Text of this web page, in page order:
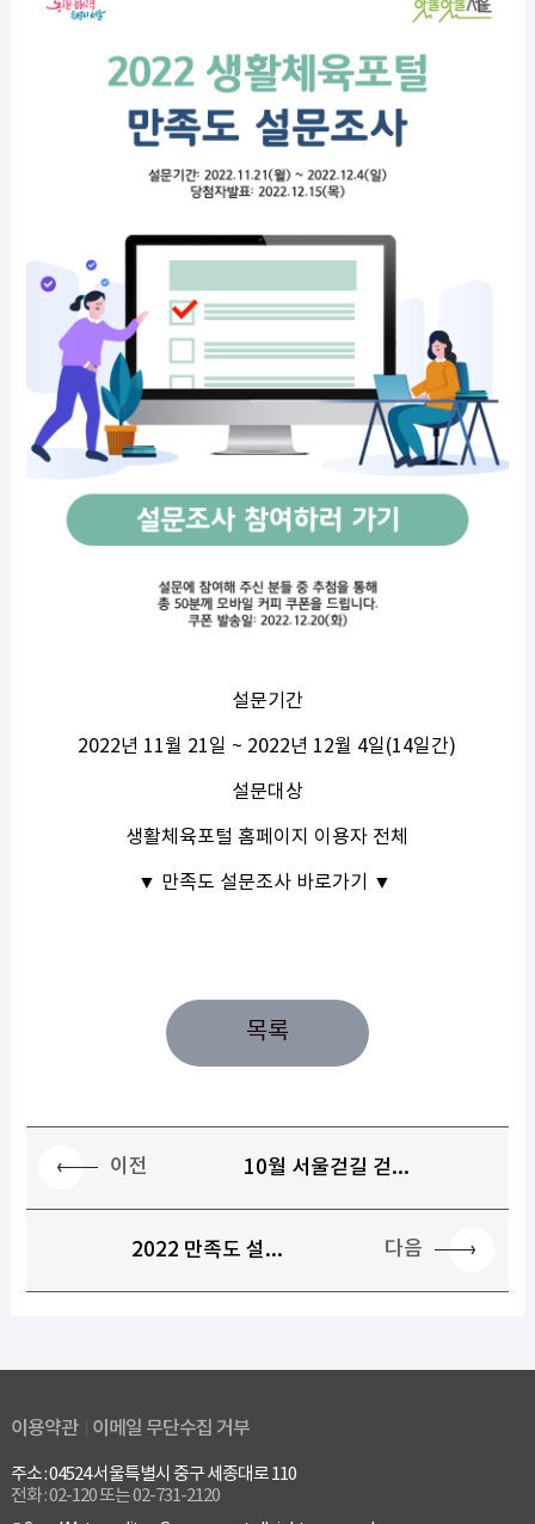
설문기간
2022년 11월 21일 ~ 2022년 12월 4일(14일간)
설문대상
생활체육포털 홈페이지 이용자 전체
▼ 만족도 설문조사 바로가기 ▼
목록
이전 10월 서울걷길 걷...
2022 만족도 설... 다음
이용약관 이메일 무단수집 거부
주소 : 04524 서울특별시 중구 세종대로 110
전화 : 02-120 또는 02-731-2120